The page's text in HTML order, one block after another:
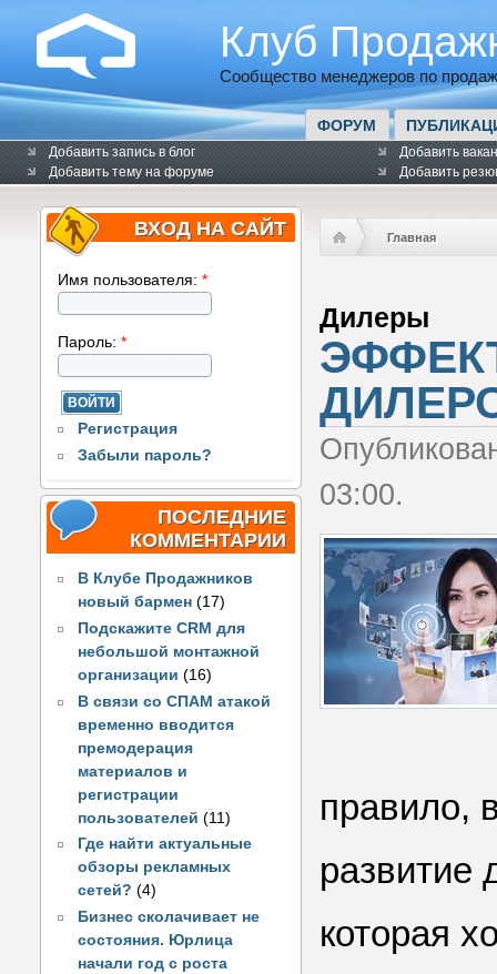
Клуб
Сообщество менеджеров по
ФОРУМ
Добавить запись в блог
Добавить тему на форуме
Добавить
Добавить
ВХОД НА САЙТ
Имя пользователя: *
Пароль: *
Регистрация
Забыли пароль?
ПОСЛЕДНИЕ
КОММЕНТАРИИ
В Клубе Продажников
новый бармен (17)
Подскажите CRM для
небольшой монтажной
организации (16)
В связи со СПАМ атакой
временно вводится
премодерация
материалов и
регистрации
пользователей(11)
Где найти актуальные
обзоры рекламных
сетей? (4)
Бизнес сколачивает не
состояния. Юрлица
начали год с роста
Главная
Дилеры
03:00.
правило,
развитие
которая